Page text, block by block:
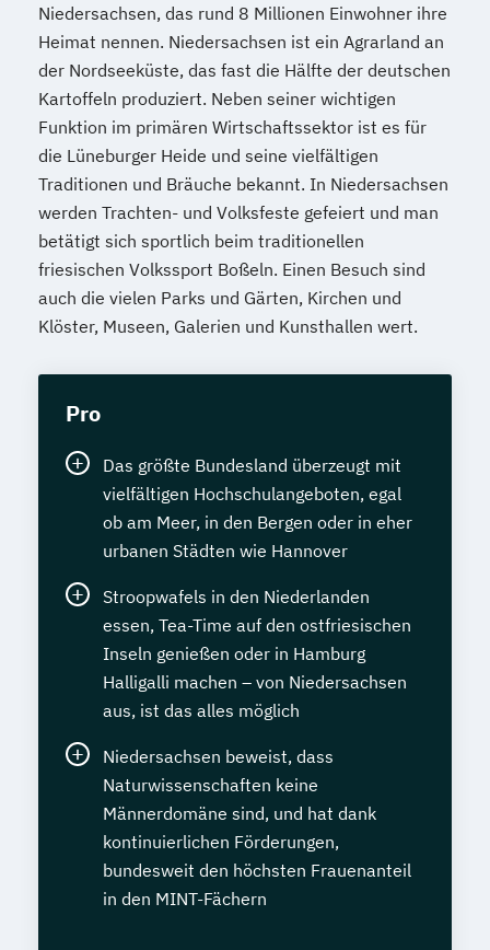
Niedersachsen, das rund 8 Millionen Einwohner ihre
Heimat nennen. Niedersachsen ist ein Agrarland an
der Nordseeküste, das fast die Hälfte der deutschen
Kartoffeln produziert. Neben seiner wichtigen
Funktion im primären Wirtschaftssektor ist es für
die Lüneburger Heide und seine vielfältigen
Traditionen und Bräuche bekannt. In Niedersachsen
werden Trachten- und Volksfeste gefeiert und man
betätigt sich sportlich beim traditionellen
friesischen Volkssport Boßeln. Einen Besuch sind
auch die vielen Parks und Gärten, Kirchen und
Klöster, Museen, Galerien und Kunsthallen wert.
Pro
Das größte Bundesland überzeugt mit
vielfältigen Hochschulangeboten, egal
ob am Meer, in den Bergen oder in eher
urbanen Städten wie Hannover
Stroopwafels in den Niederlanden
essen, Tea-Time auf den ostfriesischen
Inseln genießen oder in Hamburg
Halligalli machen – von Niedersachsen
aus, ist das alles möglich
Niedersachsen beweist, dass
Naturwissenschaften keine
Männerdomäne sind, und hat dank
kontinuierlichen Förderungen,
bundesweit den höchsten Frauenanteil
in den MINT-Fächern